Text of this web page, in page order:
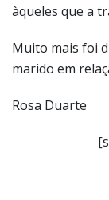
àqueles que a
Muito mais foi
marido em
Rosa Duarte